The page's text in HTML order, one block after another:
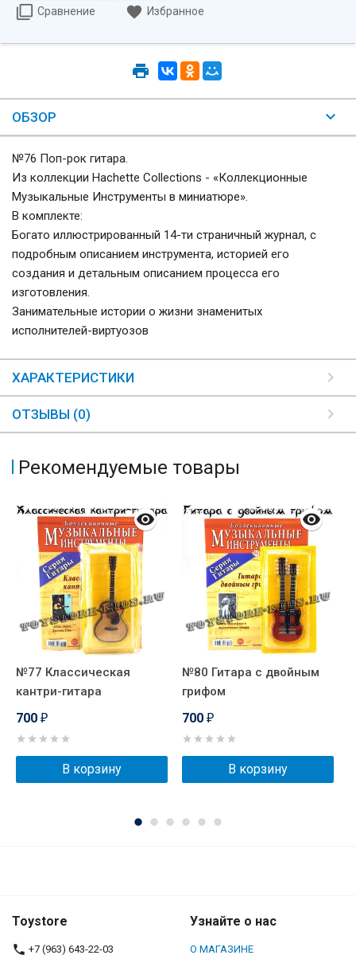
Сравнение Избранное
ОБЗОР
№76 Поп-рок гитара.
Из коллекции Hachette Collections - «Коллекционные
Музыкальные Инструменты в миниатюре».
В комплекте:
Богато иллюстрированный 14-ти страничный журнал, с
подробным описанием инструмента, историей его
создания и детальным описанием процесса его
изготовления.
Занимательные истории о жизни знаменитых
исполнителей-виртуозов
ХАРАКТЕРИСТИКИ
ОТЗЫВЫ (0)
Рекомендуемые товары
№77 Классическая
кантри-гитара
700 ₽
В корзину
№80 Гитара с двойным
грифом
700 ₽
В корзину
Toystore
+7 (963) 643-22-03
Узнайте о нас
О МАГАЗИНЕ